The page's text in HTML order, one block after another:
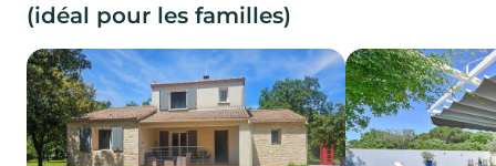
(idéal pour les familles)